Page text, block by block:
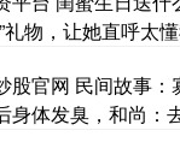
礼物，让她直呼太懂
股官网 民间故事：
身体发臭，和尚：